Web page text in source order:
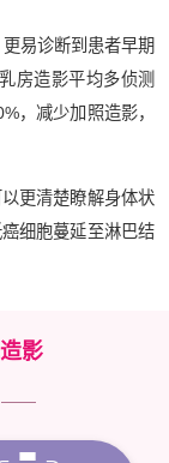
易诊断到患者早期
房造影平均多侦测
，减少加照造影，
更清楚瞭解身体状
细胞蔓延至淋巴结
影